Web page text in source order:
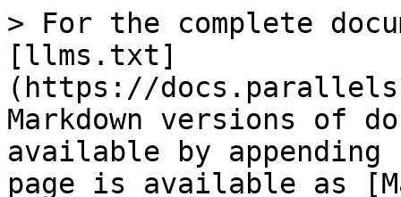
> For the complete
[llms.txt]
(https://
Markdown versions of
available by
page is available as